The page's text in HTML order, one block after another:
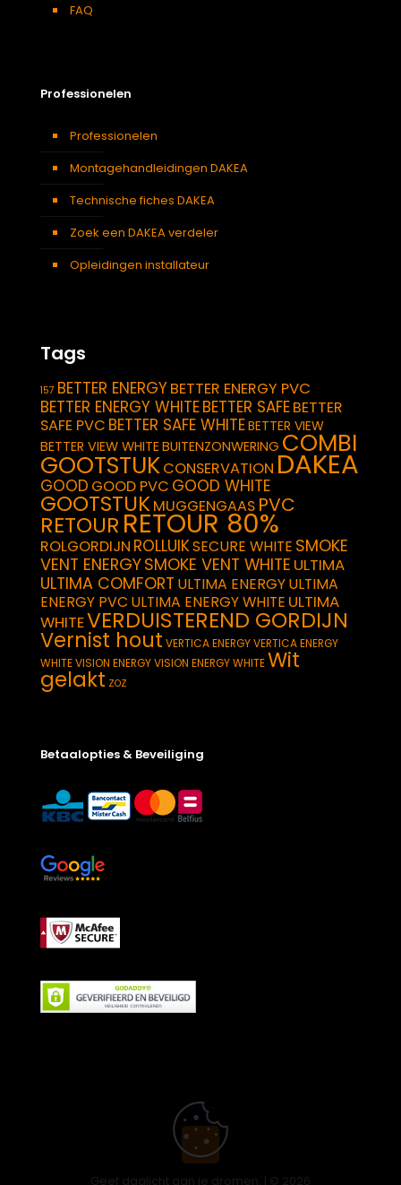
FAQ
Professionelen
Professionelen
Montagehandleidingen DAKEA
Technische fiches DAKEA
Zoek een DAKEA verdeler
Opleidingen installateur
Tags
157 BETTER ENERGYBETTER ENERGY PVC
BETTER ENERGY WHITEBETTER SAFEBETTER
SAFE PVC BETTER SAFE WHITEBETTER VIEW
BETTER VIEW WHITEBUITENZONWERING COMBI
GOOTSTUKCONSERVATION DAKEA
GOOD GOOD PVC GOOD WHITE
GOOTSTUKMUGGENGAAS PVC
RETOUR RETOUR 80%
ROLGORDIJN ROLLUIKSECURE WHITE SMOKE
VENT ENERGYSMOKE VENT WHITE ULTIMA
ULTIMA COMFORT ULTIMA ENERGYULTIMA
ENERGY PVC ULTIMA ENERGY WHITE ULTIMA
WHITEVERDUISTEREND GORDIJN
Vernist hout VERTICA ENERGYVERTICA ENERGY
WHITEVISION ENERGYVISION ENERGY WHITEWit
gelakt ZOZ
Betaalopties & Beveiliging
Geef daglicht aan je dromen. | © 2026